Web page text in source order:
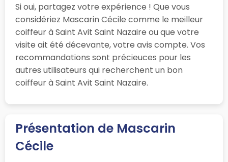
Si oui, partagez votre expérience ! Que vous
considériez Mascarin Cécile comme le meilleur
coiffeur à Saint Avit Saint Nazaire ou que votre
visite ait été décevante, votre avis compte. Vos
recommandations sont précieuces pour les
autres utilisateurs qui recherchent un bon
coiffeur à Saint Avit Saint Nazaire.
Présentation de Mascarin
Cécile